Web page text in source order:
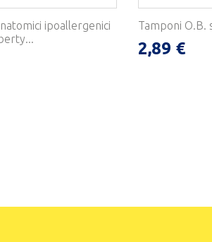
ipoallergenici
Tamponi O.B.
2,89 €